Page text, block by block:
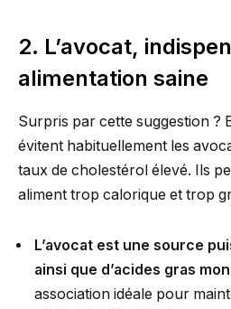
2. L’avocat,
alimentation saine
Surpris par cette suggestion ?
évitent habituellement les
taux de cholestérol élevé. Ils
aliment trop calorique et trop
L’avocat est une source
ainsi que d’acides gras
association idéale pour